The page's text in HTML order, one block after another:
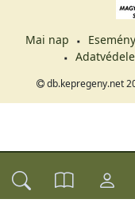
Mai nap
db.kepregeny.net